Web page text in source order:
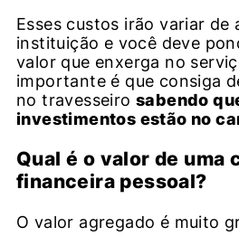
Esses custos irão variar de
instituição e você deve
valor que enxerga no
importante é que consiga
no travesseirosabendo
investimentos estão no
Qual é o valor de uma
financeira pessoal?
O valor agregado é muito